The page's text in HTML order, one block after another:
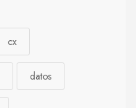
cx
datos